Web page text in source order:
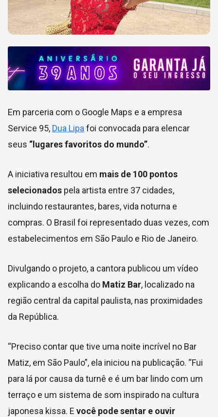
Em parceria com o Google Maps e a empresa
Service 95, Dua Lipafoi convocada para elencar
seus “lugares favoritos do mundo”.
A iniciativa resultou em mais de 100 pontos
selecionados pela artista entre 37 cidades,
incluindo restaurantes, bares, vida noturna e
compras. O Brasil foi representado duas vezes, com
estabelecimentos em São Paulo e Rio de Janeiro.
Divulgando o projeto, a cantora publicou um vídeo
explicando a escolha do Matiz Bar, localizado na
região central da capital paulista, nas proximidades
da República.
“Preciso contar que tive uma noite incrível no Bar
Matiz, em São Paulo”, ela iniciou na publicação. “Fui
para lá por causa da turnê e é um bar lindo com um
terraço e um sistema de som inspirado na cultura
japonesa kissa. E você pode sentar e ouvir